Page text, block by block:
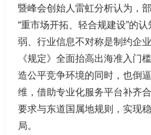
暨峰会创始人雷虹分析认为，
“重市场开拓、轻合规建设”的
弱、行业信息不对称是制约企
《规定》全面抬高出海准入门
造公平竞争环境的同时，也倒
维，借助专业化服务平台补齐
要求与东道国属地规则，实现
局。